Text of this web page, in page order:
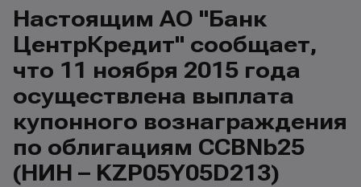
Настоящим АО "Банк
ЦентрКредит" сообщает,
что 11 ноября 2015 года
осуществлена выплата
купонного вознаграждения
по облигациям CCBNb25
(НИН – KZP05Y05D213)